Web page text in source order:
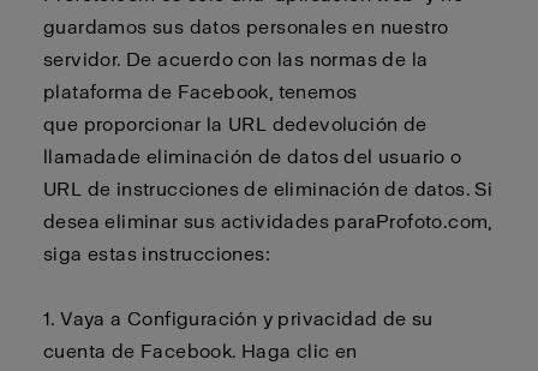
guardamos sus datos personales en nuestro
servidor. De acuerdo con las normas de la
plataforma de Facebook, tenemos
que proporcionar la URL dedevolución de
llamadade eliminación de datos del usuario o
URL de instrucciones de eliminación de datos. Si
desea eliminar sus actividades paraProfoto.com,
siga estas instrucciones:
1. Vaya a Configuración y privacidad de su
cuenta de Facebook. Haga clic en